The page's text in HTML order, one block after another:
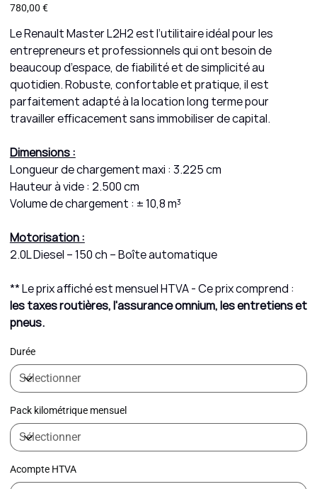
Prix
780,00 €
Le Renault Master L2H2 est l’utilitaire idéal pour les
entrepreneurs et professionnels qui ont besoin de
beaucoup d’espace, de fiabilité et de simplicité au
quotidien. Robuste, confortable et pratique, il est
parfaitement adapté à la location long terme pour
travailler efficacement sans immobiliser de capital.
Dimensions :
Longueur de chargement maxi : 3.225 cm
Hauteur à vide : 2.500 cm
Volume de chargement : ± 10,8 m³
Motorisation :
2.0L Diesel – 150 ch – Boîte automatique
** Le prix affiché est mensuel HTVA - Ce prix comprend :
les taxes routières, l'assurance omnium, les entretiens et
pneus.
Durée
Pack kilométrique mensuel
Acompte HTVA